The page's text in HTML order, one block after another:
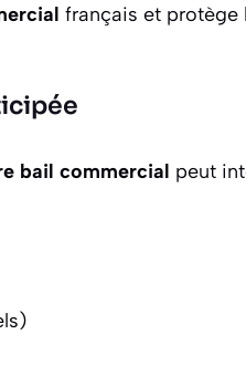
français et protège
bail commercial peut